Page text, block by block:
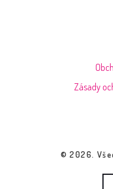
Zásady
© 2026.